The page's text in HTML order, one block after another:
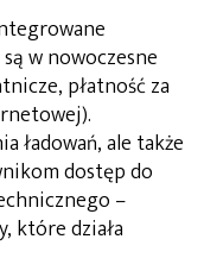
w nowoczesne
płatność za
ładowań, ale także
dostęp do
–
które działa